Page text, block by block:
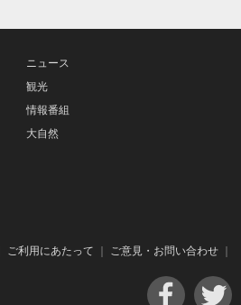
ニュース
観光
情報番組
大自然
ご利用にあたって ご意見・お問い合わせ